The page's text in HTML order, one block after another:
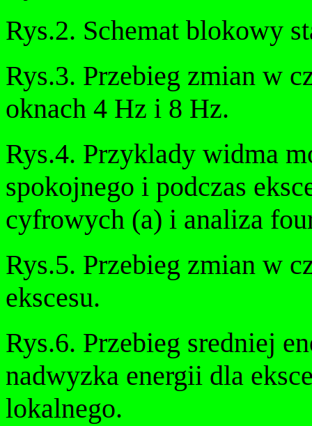
Rys.2. Schemat blokowy
Rys.3. Przebieg zmian w
oknach 4 Hz i 8 Hz.
Rys.4. Przyklady widma
spokojnego i podczas
cyfrowych (a) i analiza
Rys.5. Przebieg zmian w
ekscesu.
Rys.6. Przebieg sredniej
nadwyzka energii dla
lokalnego.